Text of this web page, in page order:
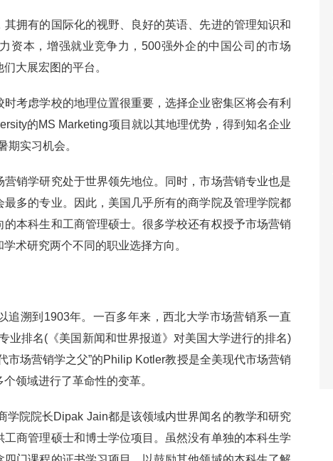
拥有的国际化的视野、良好的英语、先进的管理知识和
资本，增强就业竞争力，500强外企的中国公司的市场
大展宏图的平台。
考虑学校的地理位置很重要，选择企业密集区将会有利
的MS Marketing项目就以其地理优势，得到知名企业
期实习机会。
销学研究处于世界领先地位。同时，市场营销专业也是
多的专业。因此，美国几乎所有的商学院及管理学院都
本科生和工商管理硕士。很多学校还有权授予市场营销
术研究两个不同的职业选择方向。
追溯到1903年。一百多年来，西北大学市场营销系一直
业排名(《美国新闻和世界报道》对美国大学进行的排名)
市场营销学之父”的Philip Kotler教授是全美现代市场营销
领域进行了革命性的变革。
学院院长Dipak Jain都是该领域内世界闻名的教学和研究
商管理硕士和博士学位项目。虽然没有单独的本科生学